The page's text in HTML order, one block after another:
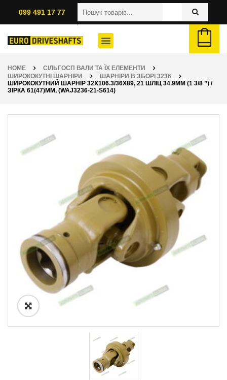
099 491 17 77
HOME
СІЛЬГОСП ВАЛИ ТА ЇХ ЕЛЕМЕНТИ
ШИРОКОКУТНІ ШАРНІРИ
ШАРНІРИ В ЗБОРІ 3236
ШИРОКОКУТНИЙ ШАРНІР 32Х106.3/36Х89, 21 ШЛІЦ 34.9ММ (1 3/8 ”) /
ЗІРКА 61(47)ММ, (WAJ3236-21-S614)